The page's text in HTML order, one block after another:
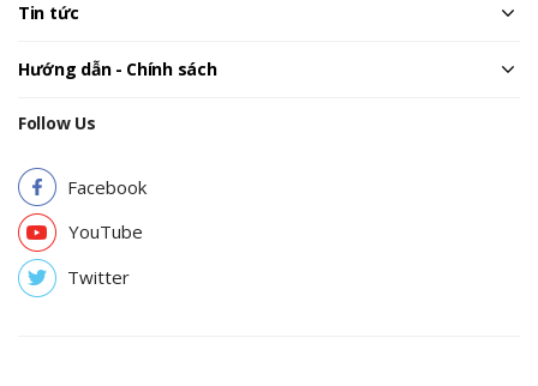
Tin tức
Hướng dẫn - Chính sách
Follow Us
Facebook
YouTube
Twitter